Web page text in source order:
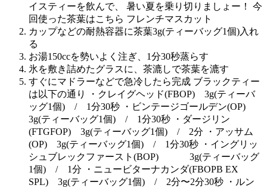
イスティーを飲んで、 暑い夏を乗り切りましょー！ 今
回使った茶葉はこちら フレンチマスカット
カップなどの耐熱容器に茶葉3g(ティーバッグ1個)入れ
る
お湯150ccを勢いよく注ぎ、1分30秒蒸らす
氷を敷き詰めたグラスに、茶漉しで茶葉を漉す
すぐにマドラーなどで急冷したら完成 ブラックティー
は以下の通り ・クレイグヘッド(FBOP) 3g(ティーバ
ッグ1個) / 1分30秒 ・ビンテージゴールデン(OP)
3g(ティーバッグ1個) / 1分30秒 ・ダージリン
(FTGFOP) 3g(ティーバッグ1個) / 2分 ・アッサム
(OP) 3g(ティーバッグ1個) / 1分30秒 ・イングリッ
シュブレックファースト(BOP) 3g(ティーバッグ
1個) / 1分 ・ニュービターナカンダ(FBOPB EX
SPL) 3g(ティーバッグ1個) / 2分〜2分30秒 ・ルン